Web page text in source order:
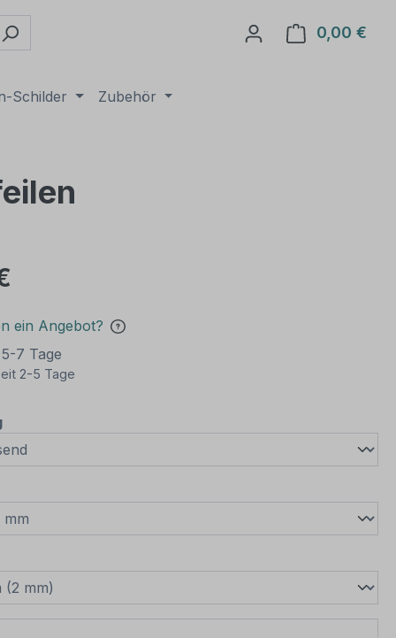
0,00 €
Schilder Zubehör
ein Angebot?
7 Tage
2-5 Tage
auswählen